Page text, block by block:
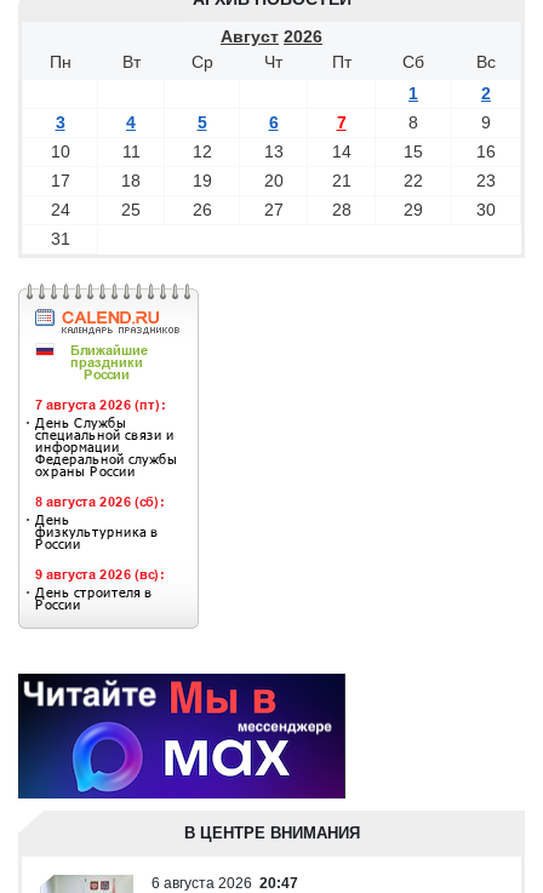
Август 2026
Пн
Вт Ср Чт Пт Сб
Вс
1
2
3
4 5 6 7 8
9
10
11 12 13 14 15
16
17
18 19 20 21 22
23
24
25 26 27 28 29
30
31
В ЦЕНТРЕ ВНИМАНИЯ
6 августа 2026 20:47